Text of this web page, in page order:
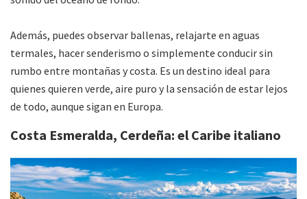
Además, puedes observar ballenas, relajarte en aguas
termales, hacer senderismo o simplemente conducir sin
rumbo entre montañas y costa. Es un destino ideal para
quienes quieren verde, aire puro y la sensación de estar lejos
de todo, aunque sigan en Europa.
Costa Esmeralda, Cerdeña: el Caribe italiano